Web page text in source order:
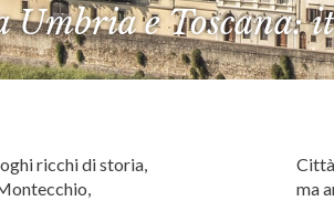
Umbria e Toscana:
ricchi di storia,
ma